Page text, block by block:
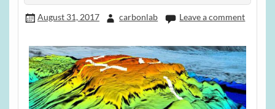
August 31, 2017 carbonlab Leave a comment